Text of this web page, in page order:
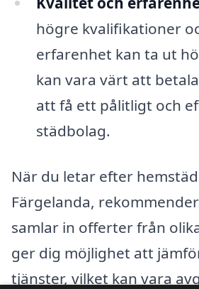
högre kvalifikationer
erfarenhet kan ta ut
kan vara värt att
att få ett pålitligt och
städbolag.
När du letar efter
Färgelanda,
samlar in offerter från
ger dig möjlighet att
tjänster, vilket kan vara